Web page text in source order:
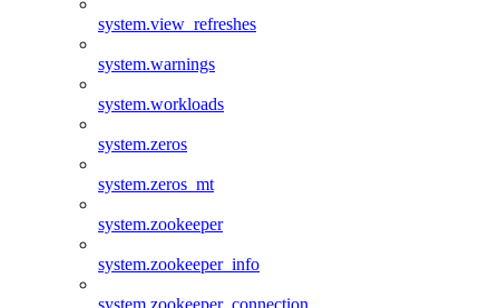
system.view_refreshes
system.warnings
system.workloads
system.zeros
system.zeros_mt
system.zookeeper
system.zookeeper_info
system.zookeeper_connection